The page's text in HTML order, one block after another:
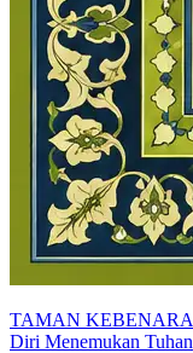
TAMAN
Diri Menemukan Tuhan